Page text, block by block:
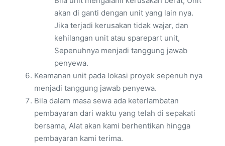
akan di ganti dengan unit yang lain nya.
Jika terjadi kerusakan tidak wajar, dan
kehilangan unit atau sparepart unit,
Sepenuhnya menjadi tanggung jawab
penyewa.
Keamanan unit pada lokasi proyek sepenuh nya
menjadi tanggung jawab penyewa.
Bila dalam masa sewa ada keterlambatan
pembayaran dari waktu yang telah di sepakati
bersama, Alat akan kami berhentikan hingga
pembayaran kami terima.